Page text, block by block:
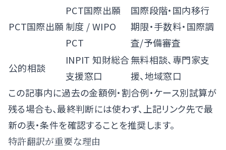
PCT国際出願
PCT国際出願
制度 /WIPO
PCT
国際段階・国内移行
期限・手数料・国際調
査/予備審査
公的相談
INPIT 知財総合
支援窓口
無料相談、専門家支
援、地域窓口
この記事内に過去の金額例・割合例・ケース別試算が
残る場合も、最終判断には使わず、上記リンク先で最
新の表・条件を確認することを推奨します。
特許翻訳が重要な理由